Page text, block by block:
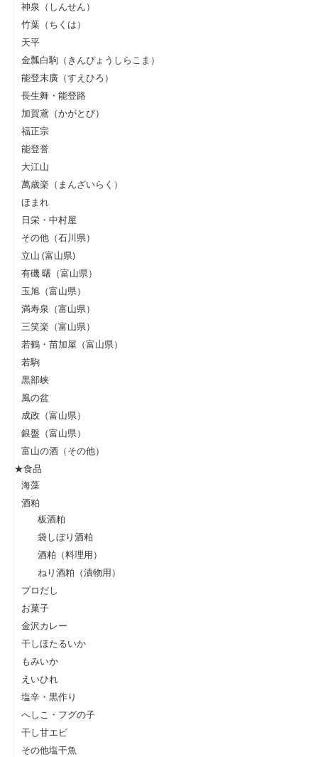
神泉（しんせん）
竹葉（ちくは）
天平
金瓢白駒（きんぴょうしらこま）
能登末廣（すえひろ）
長生舞・能登路
加賀鳶（かがとび）
福正宗
能登誉
大江山
萬歳楽（まんざいらく）
ほまれ
日栄・中村屋
その他（石川県）
立山 (富山県)
有磯 曙（富山県）
玉旭（富山県）
満寿泉（富山県）
三笑楽（富山県）
若鶴・苗加屋（富山県）
若駒
黒部峡
風の盆
成政（富山県）
銀盤（富山県）
富山の酒（その他）
★食品
海藻
酒粕
板酒粕
袋しぼり酒粕
酒粕（料理用）
ねり酒粕（漬物用）
プロだし
お菓子
金沢カレー
干しほたるいか
もみいか
えいひれ
塩辛・黒作り
へしこ・フグの子
干し甘エビ
その他塩干魚